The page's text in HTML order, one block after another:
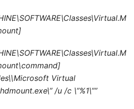
Virtual
/u /c \”%1\””